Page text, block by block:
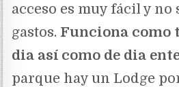
acceso es muy fácil y no
gastos. Funciona como
dia así como de dia
parque hay un Lodge